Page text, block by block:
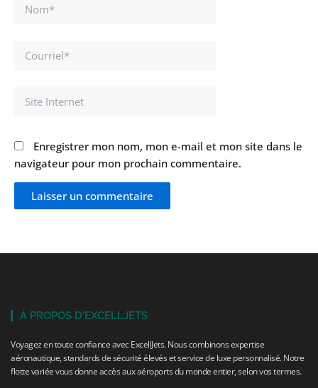
Nom*
Courriel*
Site
Enregistrer mon nom, mon e-mail et mon site dans le
navigateur pour mon prochain commentaire.
À PROPOS D'EXCELLJETS
Voyagez en toute confiance avec ExcellJets. Nous combinons expertise
aéronautique, standards de sécurité élevés et service de luxe personnalisé. Notre
flotte variée vous donne accès aux aéroports du monde entier, selon vos termes.